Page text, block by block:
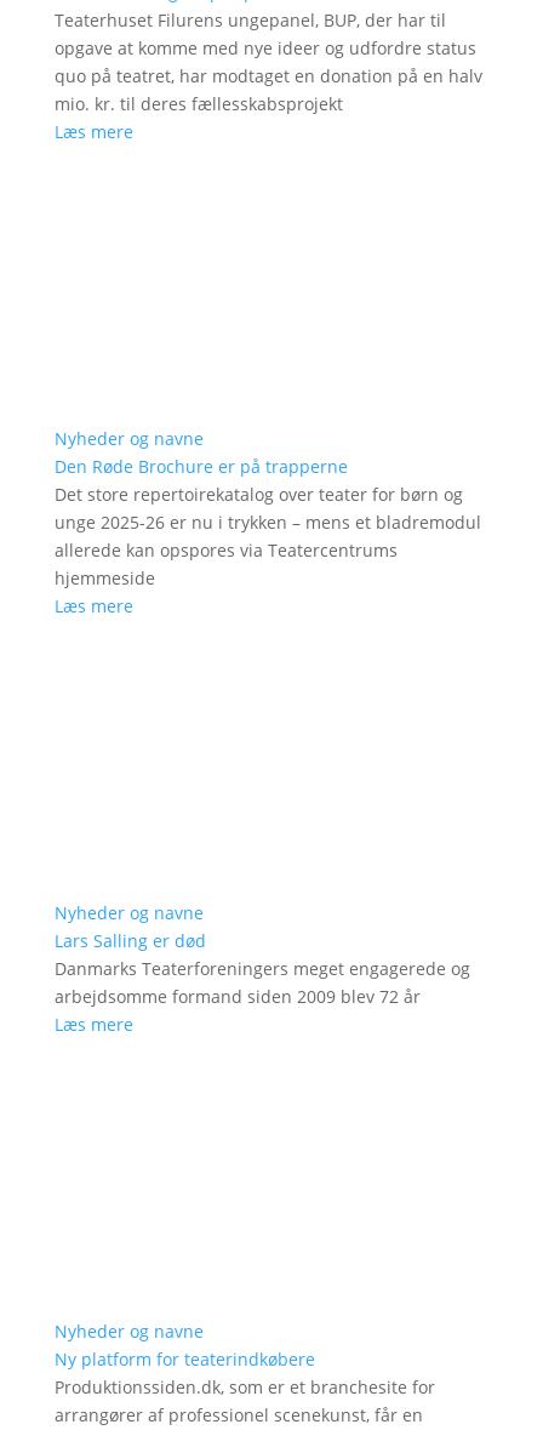
Teaterhuset Filurens ungepanel, BUP, der har til
opgave at komme med nye ideer og udfordre status
quo på teatret, har modtaget en donation på en halv
mio. kr. til deres fællesskabsprojekt
Læs mere
Nyheder og navne
Den Røde Brochure er på trapperne
Det store repertoirekatalog over teater for børn og
unge 2025-26 er nu i trykken – mens et bladremodul
allerede kan opspores via Teatercentrums
hjemmeside
Læs mere
Nyheder og navne
Lars Salling er død
Danmarks Teaterforeningers meget engagerede og
arbejdsomme formand siden 2009 blev 72 år
Læs mere
Nyheder og navne
Ny platform for teaterindkøbere
Produktionssiden.dk, som er et branchesite for
arrangører af professionel scenekunst, får en